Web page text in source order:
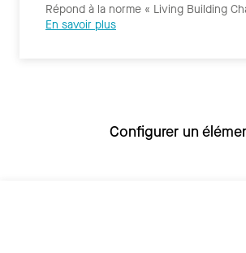
Répond à la norme « Living Building
En savoir plus
Configurer un